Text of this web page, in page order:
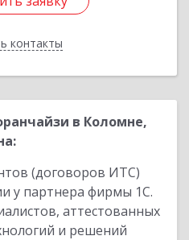
контакты
в Коломне,
(договоров ИТС)
у партнера фирмы 1С.
аттестованных
и решений